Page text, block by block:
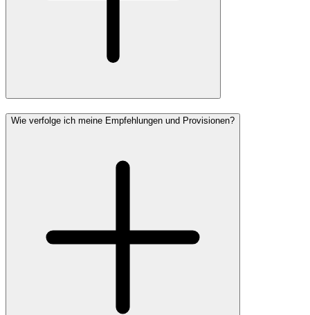
Wie verfolge ich meine Empfehlungen und Provisionen?